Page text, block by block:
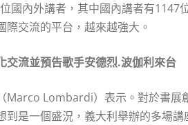
國內外講者，其中國內講者有1147
交流的平台，越來越強大。
交流並預告歌手安德烈.波伽利來台
Marco Lombardi）表示。對於書展
是一個盛況，義大利舉辦的多場